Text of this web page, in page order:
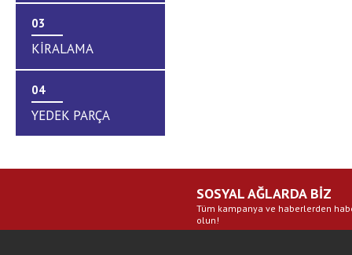
03
KİRALAMA
04
YEDEK PARÇA
SOSYAL AĞLARDA BİZ
Tüm kampanya ve haberlerden
olun!